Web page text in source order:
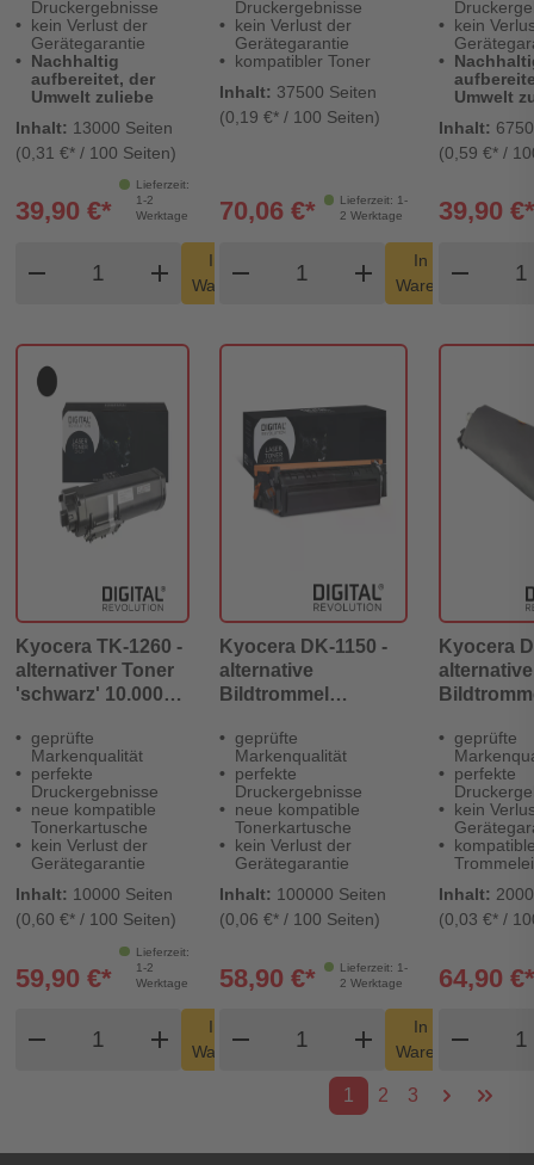
Druckergebnisse
kein Verlust der
Gerätegarantie
Nachhaltig
aufbereitet, der
Umwelt zuliebe
Inhalt: 13000 Seiten
(0,31 €* / 100 Seiten)
Lieferzeit:
1-2
Werktage
39,90 €*
remove
Produkt Warenkorb Menge
add
In den
Warenkorb
shopping_cart
Druckergebnisse
kein Verlust der
Gerätegarantie
kompatibler Toner
Inhalt: 37500 Seiten
(0,19 €* / 100 Seiten)
Lieferzeit: 1-
2 Werktage
70,06 €*
remove
Produkt Warenkorb
add
In den
Warenkorb
kein
Umwelt
Inhalt:
(0,59 €* /
39,90 €*
remove
Kyocera TK-1260 -
alternativer Toner
'schwarz' 10.000
Revolution
geprüfte
Markenqualität
perfekte
Druckergebnisse
neue kompatible
Tonerkartusche
kein Verlust der
Gerätegarantie
Inhalt: 10000 Seiten
(0,60 €* / 100 Seiten)
Lieferzeit:
1-2
Werktage
59,90 €*
remove
Produkt Warenkorb Menge
add
In den
Warenkorb
shopping_cart
Kyocera DK-1150 -
alternative
Bildtrommel
Seiten - Digital
Revolution
geprüfte
Markenqualität
perfekte
Druckergebnisse
neue kompatible
Tonerkartusche
kein Verlust der
Gerätegarantie
Inhalt: 100000 Seiten
(0,06 €* / 100 Seiten)
Lieferzeit: 1-
2 Werktage
58,90 €*
remove
Produkt Warenkorb
add
In den
Warenkorb
Kyocera
alternative
Digital
geprüfte
perfekte
kein
Inhalt:
(0,03 €* /
64,90 €*
remove
1 2 3